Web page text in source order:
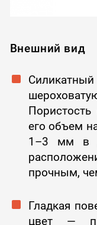
Внешний вид
его объем
1–3 мм в
прочным,
Гладкая
цвет —